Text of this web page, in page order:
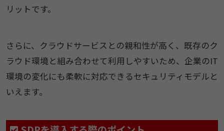
リットです。
さらに、クラウドサービスとの親和性が高く、既存のク
ラウド環境と組み合わせて利用しやすいため、企業のIT
環境の変化にも柔軟に対応できるセキュリティモデルと
いえます。